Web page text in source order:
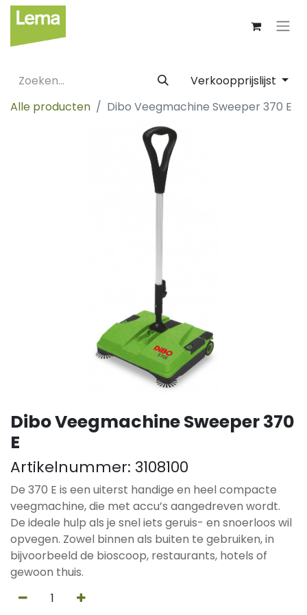
Verkoopprijslijst
Alle producten
Dibo Veegmachine Sweeper 370 E
Dibo Veegmachine Sweeper 370
E
Artikelnummer: 3108100
De 370 E is een uiterst handige en heel compacte
veegmachine, die met accu’s aangedreven wordt.
De ideale hulp als je snel iets geruis- en snoerloos wil
opvegen. Zowel binnen als buiten te gebruiken, in
bijvoorbeeld de bioscoop, restaurants, hotels of
gewoon thuis.